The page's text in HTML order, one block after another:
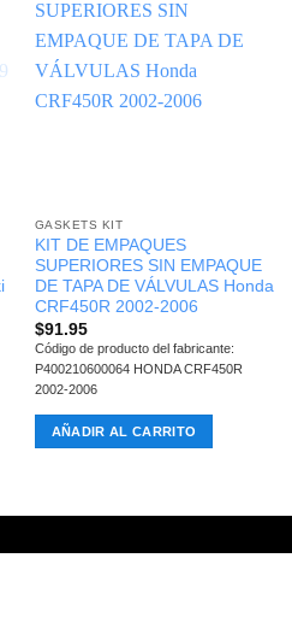
GASKETS KIT
KIT DE EMPAQUES
SUPERIORES SIN EMPAQUE
DE TAPA DE VÁLVULAS Honda
CRF450R 2002-2006
$91.95
Código de producto del fabricante:
P400210600064 HONDA CRF450R
2002-2006
AÑADIR AL CARRITO